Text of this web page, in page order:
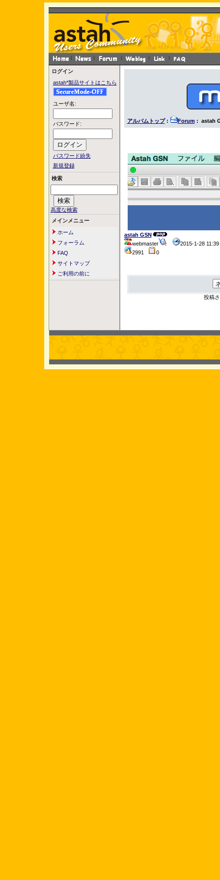
ログイン
astah*製品サイトはこちら
ユーザ名:
パスワード:
パスワード紛失
新規登録
検索
高度な検索
メインメニュー
ホーム
フォーラム
FAQ
サイトマップ
ご利用の前に
アルバムトップ: Forum : astah
astah GSN
webmaster
2015-1-28
2991
0
投稿